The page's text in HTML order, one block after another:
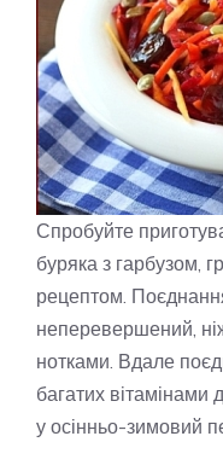
Спробуйте
буряка з гарбузом,
рецептом.
неперевершений,
нотками. Вдале
багатих вітамінами
у осінньо-зимовий